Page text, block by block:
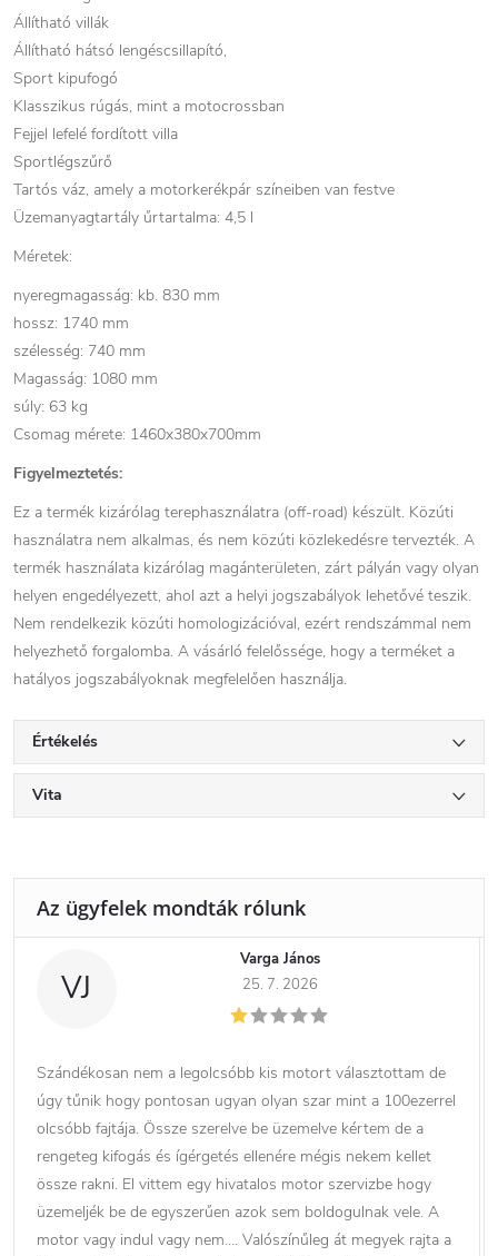
Állítható villák
Állítható hátsó lengéscsillapító,
Sport kipufogó
Klasszikus rúgás, mint a motocrossban
Fejjel lefelé fordított villa
Sportlégszűrő
Tartós váz, amely a motorkerékpár színeiben van festve
Üzemanyagtartály űrtartalma: 4,5 l
Méretek:
nyeregmagasság: kb. 830 mm
hossz: 1740 mm
szélesség: 740 mm
Magasság: 1080 mm
súly: 63 kg
Csomag mérete: 1460x380x700mm
Figyelmeztetés:
Ez a termék kizárólag terephasználatra (off-road) készült. Közúti
használatra nem alkalmas, és nem közúti közlekedésre tervezték. A
termék használata kizárólag magánterületen, zárt pályán vagy olyan
helyen engedélyezett, ahol azt a helyi jogszabályok lehetővé teszik.
Nem rendelkezik közúti homologizációval, ezért rendszámmal nem
helyezhető forgalomba. A vásárló felelőssége, hogy a terméket a
hatályos jogszabályoknak megfelelően használja.
Értékelés
Vita
VJ
Varga János
25. 7. 2026
Szándékosan nem a legolcsóbb kis motort választottam de
úgy tűnik hogy pontosan ugyan olyan szar mint a 100ezerrel
olcsóbb fajtája. Össze szerelve be üzemelve kértem de a
rengeteg kifogás és ígérgetés ellenére mégis nekem kellet
össze rakni. El vittem egy hivatalos motor szervizbe hogy
üzemeljék be de egyszerűen azok sem boldogulnak vele. A
motor vagy indul vagy nem…. Valószínűleg át megyek rajta a